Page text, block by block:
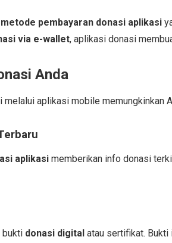
metode pembayaran donasi aplikasi
via e-wallet, aplikasi donasi
Anda
melalui aplikasi mobile memungkinkan
aplikasi memberikan info donasi
bukti donasi digital atau sertifikat. Bukti